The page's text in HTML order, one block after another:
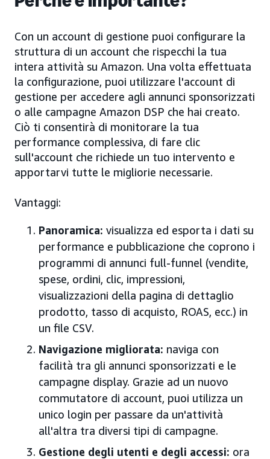
Con un account di gestione puoi configurare la
struttura di un account che rispecchi la tua
intera attività su Amazon. Una volta effettuata
la configurazione, puoi utilizzare l'account di
gestione per accedere agli annunci sponsorizzati
o alle campagne Amazon DSP che hai creato.
Ciò ti consentirà di monitorare la tua
performance complessiva, di fare clic
sull'account che richiede un tuo intervento e
apportarvi tutte le migliorie necessarie.
Vantaggi:
Panoramica: visualizza ed esporta i dati su
performance e pubblicazione che coprono i
programmi di annunci full-funnel (vendite,
spese, ordini, clic, impressioni,
visualizzazioni della pagina di dettaglio
prodotto, tasso di acquisto, ROAS, ecc.) in
un file CSV.
Navigazione migliorata: naviga con
facilità tra gli annunci sponsorizzati e le
campagne display. Grazie ad un nuovo
commutatore di account, puoi utilizza un
unico login per passare da un'attività
all'altra tra diversi tipi di campagne.
Gestione degli utenti e degli accessi: ora